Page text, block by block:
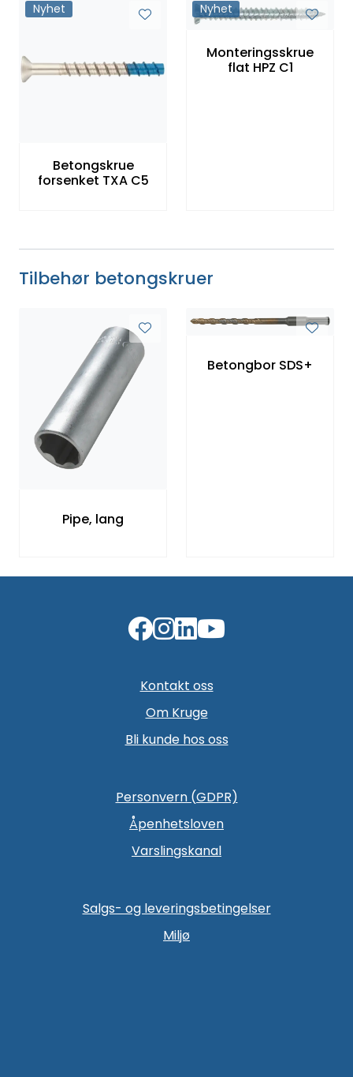
Nyhet
Betongskrue
forsenket TXA C5
Nyhet
Monteringsskrue
flat HPZ C1
Tilbehør betongskruer
Pipe, lang
Betongbor SDS+
Kontakt oss
Om Kruge
Bli kunde hos oss
Personvern (GDPR)
Åpenhetsloven
Varslingskanal
Salgs- og leveringsbetingelser
Miljø